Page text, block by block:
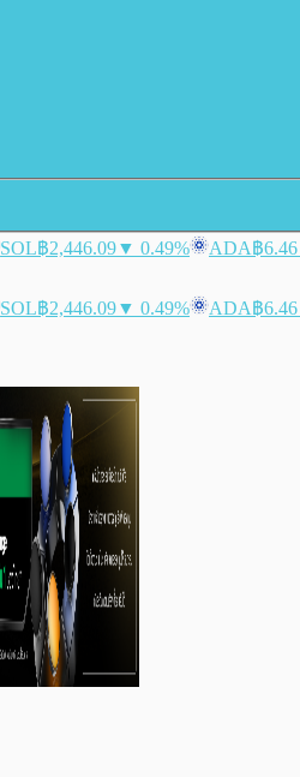
SOL฿2,446.09▼ 0.49% ADA฿6.46
SOL฿2,446.09▼ 0.49% ADA฿6.46